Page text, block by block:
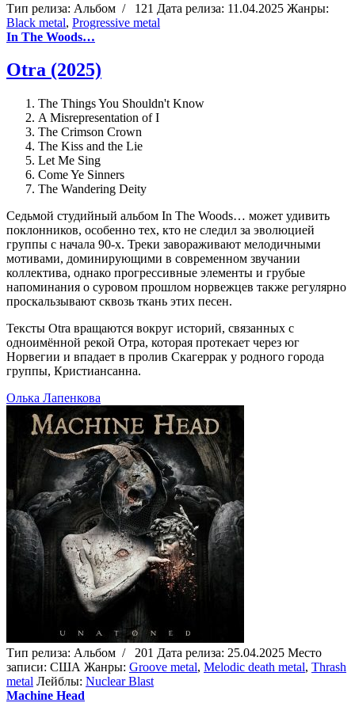
Тип релиза: Альбом / 121 Дата релиза: 11.04.2025 Жанры:
Black metal, Progressive metal
In The Woods…
Otra (2025)
The Things You Shouldn't Know
A Misrepresentation of I
The Crimson Crown
The Kiss and the Lie
Let Me Sing
Come Ye Sinners
The Wandering Deity
Седьмой студийный альбом In The Woods… может удивить
поклонников, особенно тех, кто не следил за эволюцией
группы с начала 90-х. Треки завораживают мелодичными
мотивами, доминирующими в современном звучании
коллектива, однако прогрессивные элементы и грубые
напоминания о суровом прошлом норвежцев также регулярно
проскальзывают сквозь ткань этих песен.
Тексты Otra вращаются вокруг историй, связанных с
одноимённой рекой Отра, которая протекает через юг
Норвегии и впадает в пролив Скагеррак у родного города
группы, Кристиансанна.
Олька Лапенкова
Тип релиза: Альбом / 201 Дата релиза: 25.04.2025 Место
записи: CША Жанры: Groove metal, Melodic death metal, Thrash
metal Лейблы: Nuclear Blast
Machine Head